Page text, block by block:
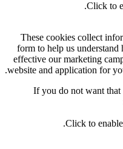
Click to
These cookies collect
form to help us
effective our marketing
website and application for
If you do not want
Click to